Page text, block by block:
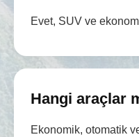
Evet, SUV ve
Hangi araçlar
Ekonomik, otomatik